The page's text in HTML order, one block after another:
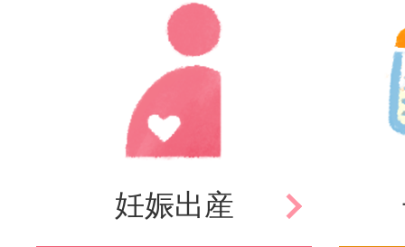
妊娠出産